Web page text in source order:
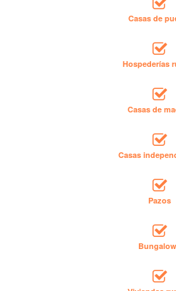
Casas de
Hospederías
Casas de
Casas
Pazos